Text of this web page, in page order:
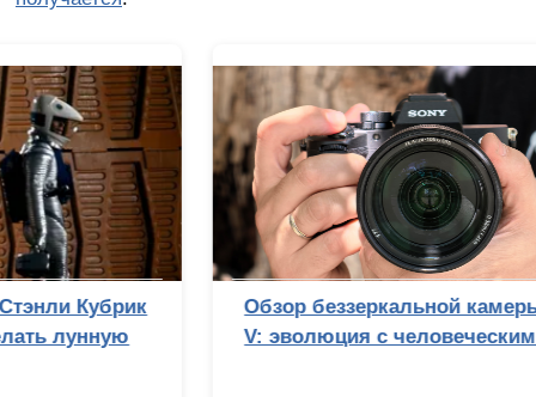
Обзор беззеркальной камеры Sony Alpha 7
V: эволюция с человеческим лицом